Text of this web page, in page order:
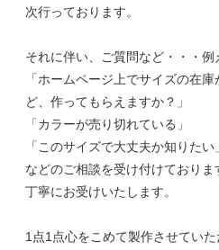
次行っております。
それに伴い、ご質問など・・・例
「ホームページ上でサイズの在
ど、作ってもらえますか？」
「カラーが売り切れている」
「このサイズで大丈夫か知りたい
などのご相談を受け付けておりま
丁寧にお受けいたします。
1点1点心をこめて製作させてい